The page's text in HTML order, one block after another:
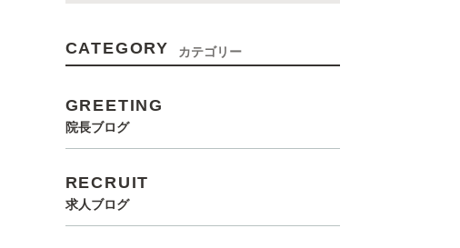
CATEGORY カテゴリー
GREETING
院長ブログ
RECRUIT
求人ブログ